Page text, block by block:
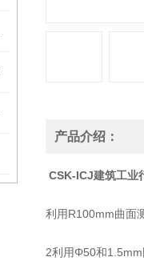
产品介绍：
CSK-ICJ建筑工业
利用R100mm曲面
2利用Φ50和